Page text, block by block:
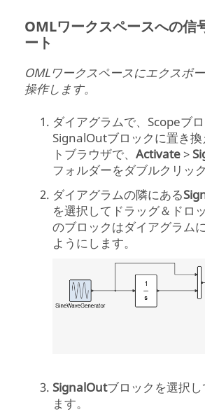
OMLワークスペースへの信
ート
OMLワークスペースにエクスポ
操作します。
ダイアグラムで、Scopeブ
SignalOutブロックに置き換
トブラウザで、Activate >
フォルダーをダブルクリッ
ダイアグラムの隣にある
を選択してドラッグ＆ドロ
のブロックはダイアグラム
ようにします。
SignalOutブロックを選択し
ます。